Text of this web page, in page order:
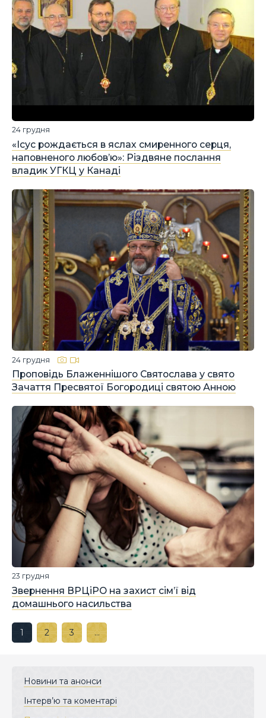
«Ісус рождається в яслах смиренного серця,
наповненого любов’ю»: Різдвяне послання
владик УГКЦ у Канаді
24 грудня
Проповідь Блаженнішого Святослава у свято
Зачаття Пресвятої Богородиці святою Анною
24 грудня
Звернення ВРЦіРО на захист сім’ї від
домашнього насильства
23 грудня
1 2 3 …
Новини та анонси
Інтерв’ю та коментарі